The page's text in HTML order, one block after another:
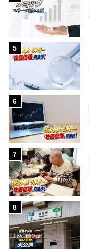
5
6
7
8